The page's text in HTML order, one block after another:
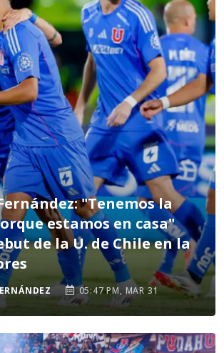
"Tenemos la
estamos en casa"
de la U. de Chile en la
05:47 PM, MAR 31